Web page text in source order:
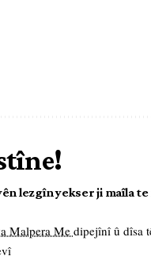
lezgîn yekser ji maîla
Malpera Me dipejînî û dîsa